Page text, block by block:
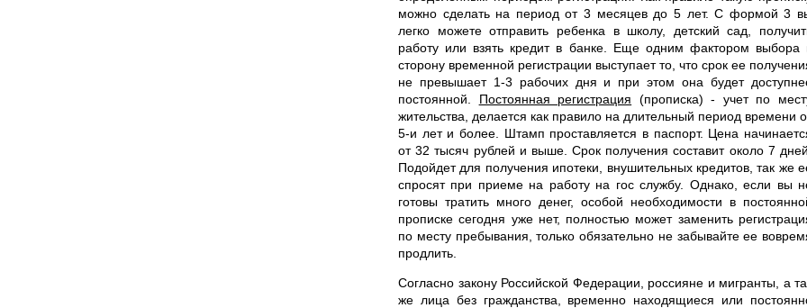
можно сделать на период от 3 месяцев до 5 лет. С формой 3
легко можете отправить ребенка в школу, детский сад,
работу или взять кредит в банке. Еще одним фактором выбора
сторону временной регистрации выступает то, что срок ее
не превышает 1-3 рабочих дня и при этом она будет
постоянной. Постоянная регистрация (прописка) - учет по
жительства, делается как правило на длительный период времени
5-и лет и более. Штамп проставляется в паспорт. Цена
от 32 тысяч рублей и выше. Срок получения составит около 7 дней.
Подойдет для получения ипотеки, внушительных кредитов, так же
спросят при приеме на работу на гос службу. Однако, если вы
готовы тратить много денег, особой необходимости в
прописке сегодня уже нет, полностью может заменить
по месту пребывания, только обязательно не забывайте ее
продлить.
Согласно закону Российской Федерации, россияне и мигранты, а
же лица без гражданства, временно находящиеся или